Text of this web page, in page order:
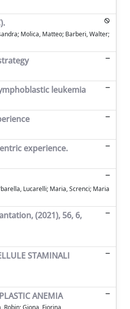
Molica, Matteo; Barberi, Walter;
leukemia
experience.
Lucarelli; Maria, Screnci; Maria
(2021), 56, 6,
STAMINALI
ANEMIA
Robin; Giona, Fiorina